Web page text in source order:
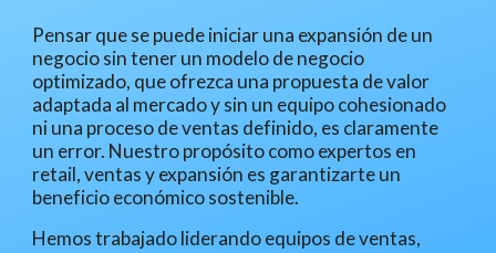
Pensar que se puede iniciar una expansión de un
negocio sin tener un modelo de negocio
optimizado, que ofrezca una propuesta de valor
adaptada al mercado y sin un equipo cohesionado
ni una proceso de ventas definido, es claramente
un error. Nuestro propósito como expertos en
retail, ventas y expansión es garantizarte un
beneficio económico sostenible.
Hemos trabajado liderando equipos de ventas,